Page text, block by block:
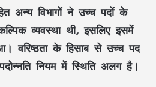
अन्य विभागों ने उच्च पदों के
व्यवस्था थी, इसलिए इसमें
वरिष्ठता के हिसाब से उच्च पद
नियम में स्थिति अलग है।